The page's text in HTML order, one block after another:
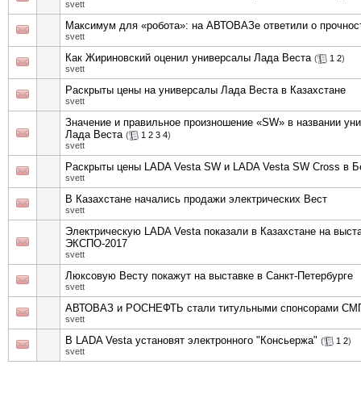
svett
Максимум для «робота»: на АВТОВАЗе ответили о
svett
Как Жириновский оценил универсалы Лада Веста ( 1 2)
svett
Раскрыты цены на универсалы Лада Веста в Казахстане
svett
Значение и правильное произношение «SW» в названии
Лада Веста ( 1 2 3 4)
svett
Раскрыты цены LADA Vesta SW и LADA Vesta SW Cross в
svett
В Казахстане начались продажи электрических Вест
svett
Электрическую LADA Vesta показали в Казахстане на
ЭКСПО-2017
svett
Люксовую Весту покажут на выставке в Санкт-Петербурге
svett
АВТОВАЗ и РОСНЕФТЬ стали титульными спонсорами
svett
В LADA Vesta установят электронного "Консьержа" ( 1 2)
svett